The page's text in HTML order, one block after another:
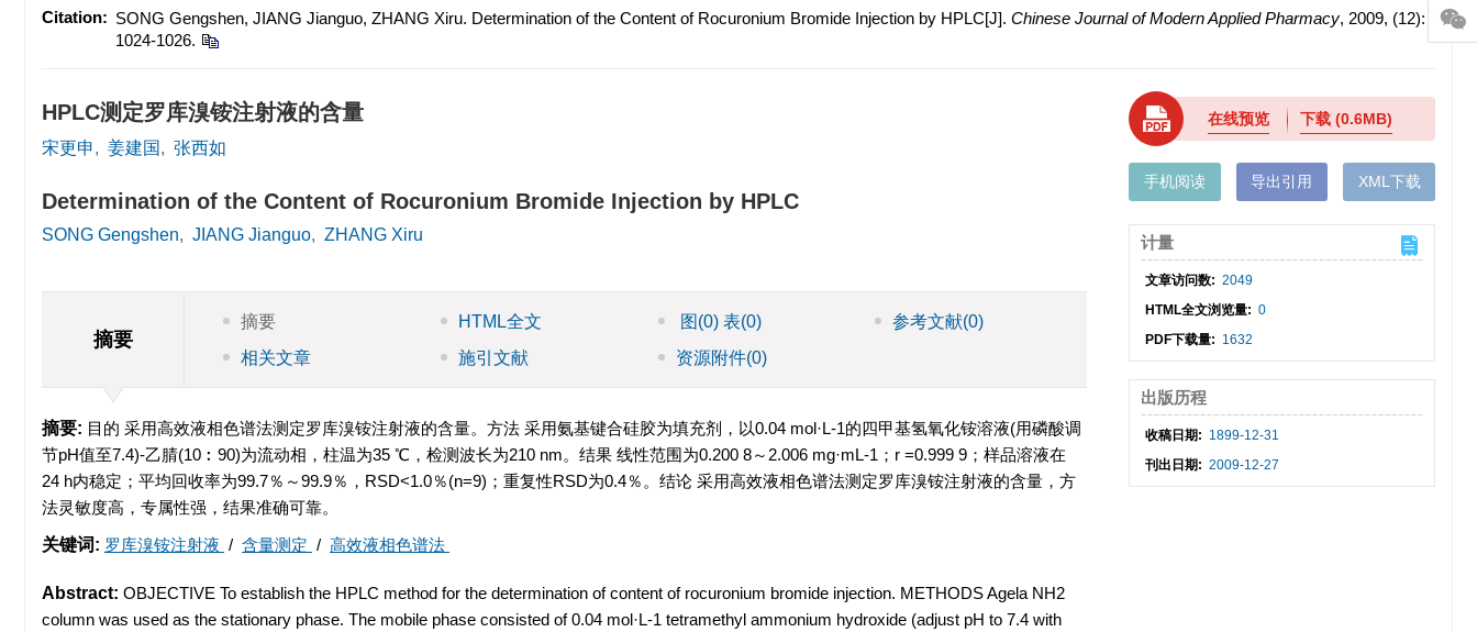
Citation: SONG Gengshen, JIANG Jianguo, ZHANG Xiru. Determination of the Content of Rocuronium Bromide Injection by HPLC[J]. Chinese Journal of Modern Applied Pharmacy, 2009, (12):
1024-1026.
HPLC测定罗库溴铵注射液的含量
宋更申, 姜建国, 张西如
Determination of the Content of Rocuronium Bromide Injection by HPLC
SONG Gengshen, JIANG Jianguo, ZHANG Xiru
摘要
摘要 HTML全文 图 (0)表(0) 参考文献(0)
相关文章
施引文献 资源附件(0)
摘要: 目的 采用高效液相色谱法测定罗库溴铵注射液的含量。方法 采用氨基键合硅胶为填充剂，以0.04 mol·L-1的四甲基氢氧化铵溶液(用磷酸调
节pH值至7.4)-乙腈(10︰90)为流动相，柱温为35 ℃，检测波长为210 nm。结果 线性范围为0.200 8～2.006 mg·mL-1；r =0.999 9；样品溶液在
24 h内稳定；平均回收率为99.7％～99.9％，RSD<1.0％(n=9)；重复性RSD为0.4％。结论 采用高效液相色谱法测定罗库溴铵注射液的含量，方
法灵敏度高，专属性强，结果准确可靠。
关键词: 罗库溴铵注射液 / 含量测定 / 高效液相色谱法
Abstract: OBJECTIVE To establish the HPLC method for the determination of content of rocuronium bromide injection. METHODS Agela NH2
column was used as the stationary phase. The mobile phase consisted of 0.04 mol·L-1 tetramethyl ammonium hydroxide (adjust pH to 7.4 with
在线预览 下载(0.6MB)
手机阅读 导出引用 XML下载
计量
文章访问数: 2049
HTML全文浏览量: 0
PDF下载量: 1632
出版历程
收稿日期: 1899-12-31
刊出日期: 2009-12-27